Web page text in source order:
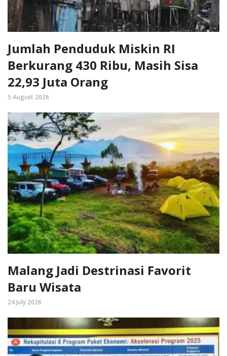
Jumlah Penduduk Miskin RI
Berkurang 430 Ribu, Masih Sisa
22,93 Juta Orang
5 August 2026
Malang Jadi Destrinasi Favorit
Baru Wisata
24 July 2026